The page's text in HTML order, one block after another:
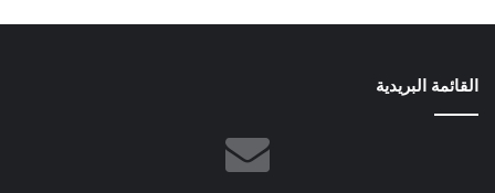
القائمة البريدية